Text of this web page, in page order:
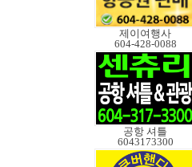
제이여행사
604-428-0088
공항 셔틀
6043173300